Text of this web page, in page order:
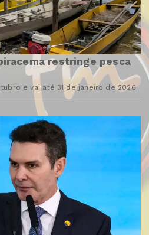
restringe pesca
e vai até 31 de janeiro de 2026